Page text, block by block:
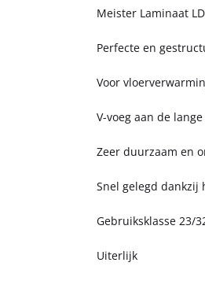
Meister Laminaat
Perfecte en
Voor
V-voeg aan de
Zeer duurzaam en
Snel gelegd
Gebruiksklasse 23/
Uiterlijk